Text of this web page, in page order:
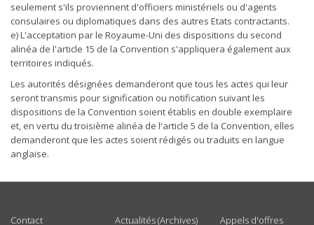
seulement s'ils proviennent d'officiers ministériels ou d'agents
consulaires ou diplomatiques dans des autres Etats contractants.
e) L'acceptation par le Royaume-Uni des dispositions du second
alinéa de l'article 15 de la Convention s'appliquera également aux
territoires indiqués.
Les autorités désignées demanderont que tous les actes qui leur
seront transmis pour signification ou notification suivant les
dispositions de la Convention soient établis en double exemplaire
et, en vertu du troisième alinéa de l'article 5 de la Convention, elles
demanderont que les actes soient rédigés ou traduits en langue
anglaise.
Contact Actualités (Archives) Appels d'offres